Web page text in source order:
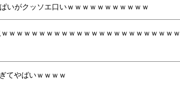
いがクッソエ口いｗｗｗｗｗｗｗｗｗｗｗ
ｗｗｗｗｗｗｗｗｗｗｗｗｗｗｗｗｗｗｗｗｗｗｗ
てやばいｗｗｗｗ